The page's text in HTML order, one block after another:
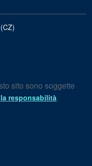
sito sono soggette
responsabilità.